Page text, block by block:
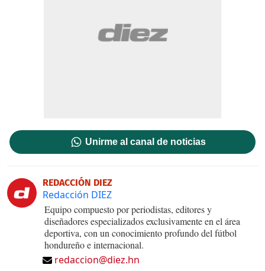
Unirme al canal de noticias
REDACCIÓN DIEZ
Redacción DIEZ
Equipo compuesto por periodistas, editores y
diseñadores especializados exclusivamente en el área
deportiva, con un conocimiento profundo del fútbol
hondureño e internacional.
redaccion@diez.hn